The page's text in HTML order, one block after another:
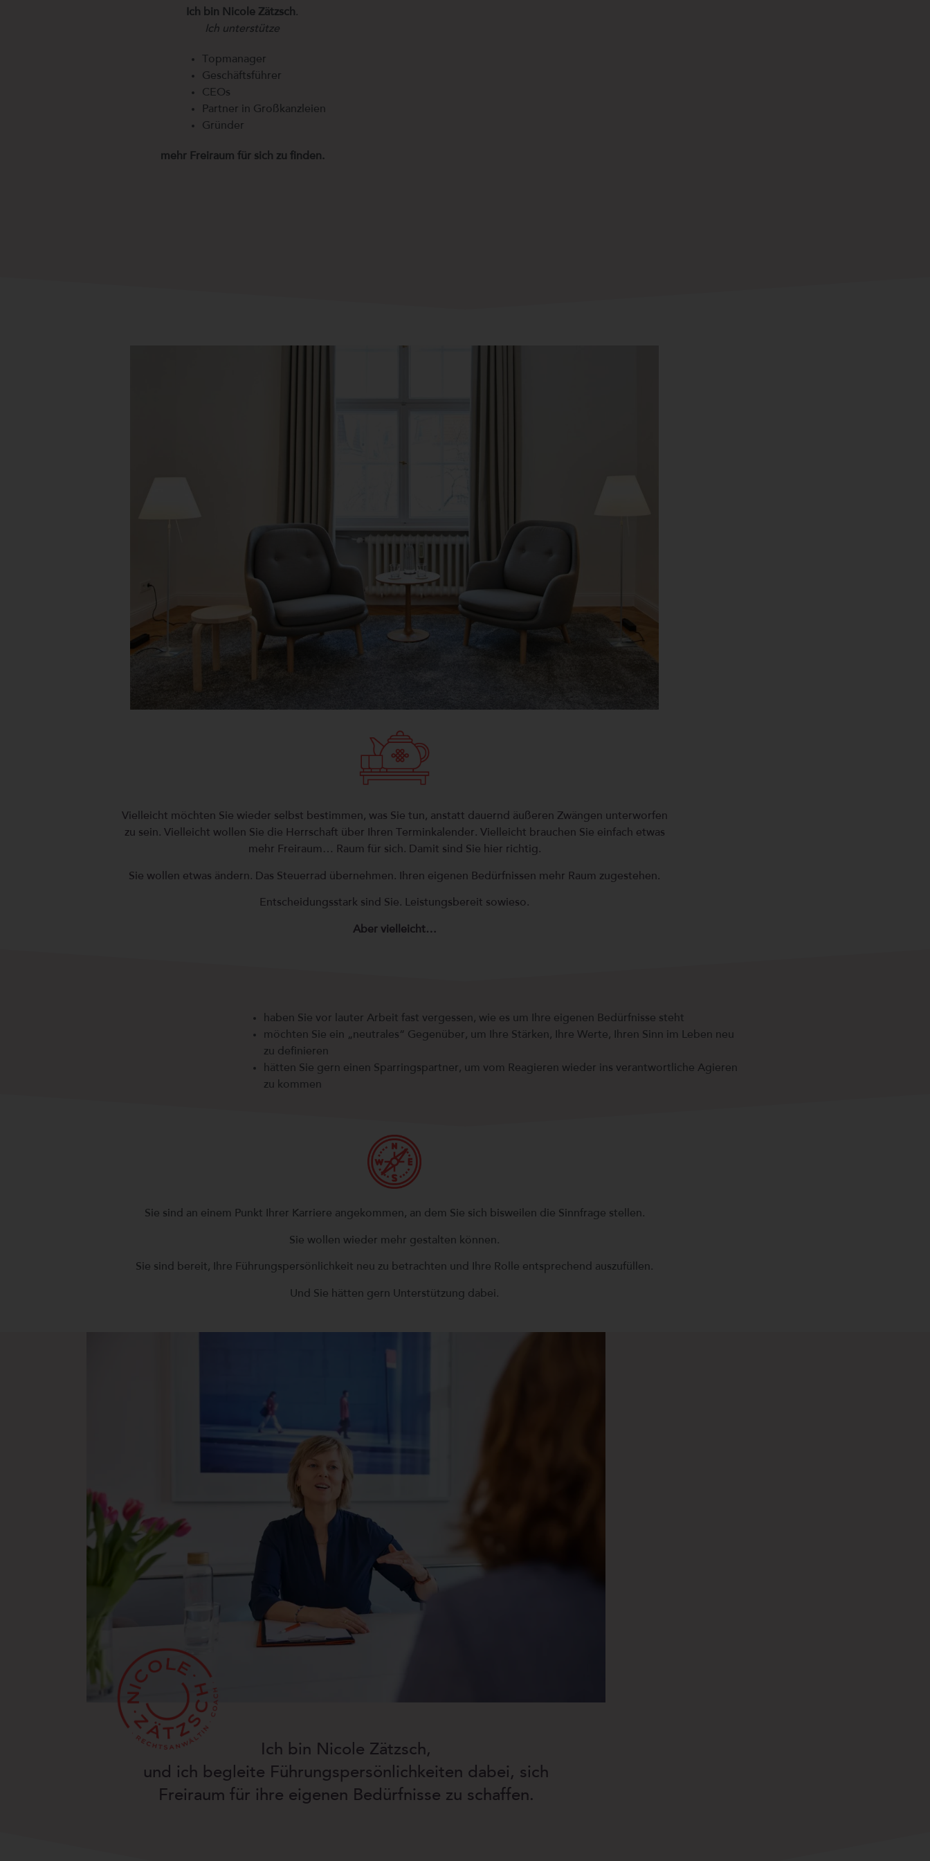
Ich bin Nicole Zätzsch.
Ich unterstütze
Topmanager
Geschäftsführer
CEOs
Partner in Großkanzleien
Gründer
mehr Freiraum für sich zu finden.
Vielleicht möchten Sie wieder selbst bestimmen, was Sie tun, anstatt dauernd äußeren Zwängen unterworfen
zu sein. Vielleicht wollen Sie die Herrschaft über Ihren Terminkalender. Vielleicht brauchen Sie einfach etwas
mehr Freiraum… Raum für sich. Damit sind Sie hier richtig.
Sie wollen etwas ändern. Das Steuerrad übernehmen. Ihren eigenen Bedürfnissen mehr Raum zugestehen.
Entscheidungsstark sind Sie. Leistungsbereit sowieso.
Aber vielleicht…
haben Sie vor lauter Arbeit fast vergessen, wie es um Ihre eigenen Bedürfnisse steht
möchten Sie ein „neutrales“ Gegenüber, um Ihre Stärken, Ihre Werte, Ihren Sinn im Leben neu
zu definieren
hätten Sie gern einen Sparringspartner, um vom Reagieren wieder ins verantwortliche Agieren
zu kommen
Sie sind an einem Punkt Ihrer Karriere angekommen, an dem Sie sich bisweilen die Sinnfrage stellen.
Sie wollen wieder mehr gestalten können.
Sie sind bereit, Ihre Führungspersönlichkeit neu zu betrachten und Ihre Rolle entsprechend auszufüllen.
Und Sie hätten gern Unterstützung dabei.
Ich bin Nicole Zätzsch,
und ich begleite Führungspersönlichkeiten dabei, sich
Freiraum für ihre eigenen Bedürfnisse zu schaffen.